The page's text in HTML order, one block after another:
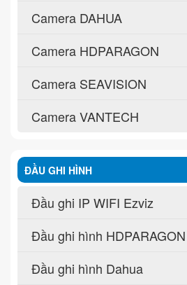
Camera DAHUA
Camera HDPARAGON
Camera SEAVISION
Camera VANTECH
ĐẦU GHI HÌNH
Đầu ghi IP WIFI Ezviz
Đầu ghi hình HDPARAGON
Đầu ghi hình Dahua